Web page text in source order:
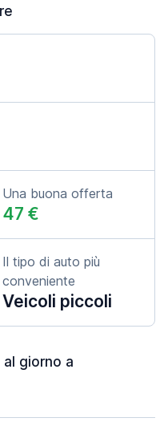
Una buona offerta
47 €
Il tipo di auto più
conveniente
Veicoli piccoli
giorno a